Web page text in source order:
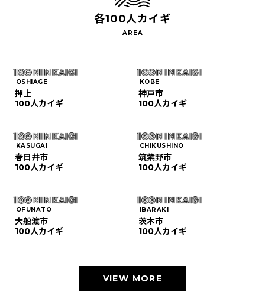
各100人カイギ
OSHIAGE
押上
100人カイギ
KOBE
神戸市
100人カイギ
KASUGAI
春日井市
100人カイギ
CHIKUSHINO
筑紫野市
100人カイギ
OFUNATO
大船渡市
100人カイギ
IBARAKI
茨木市
100人カイギ
VIEW MORE